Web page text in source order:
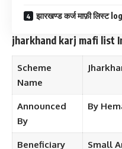
झारखण्ड कर्ज माफ़ी लिस्ट
jharkhand karj mafi list
Scheme
Name
Announced
By
By
Beneficiary
Small